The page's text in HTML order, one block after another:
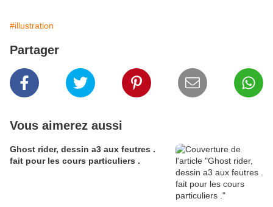
#illustration
Partager
Vous aimerez aussi
Ghost rider, dessin a3 aux feutres .
fait pour les cours particuliers .